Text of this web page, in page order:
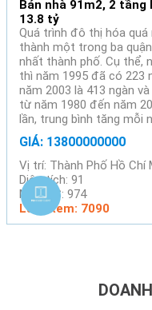
Bán nhà 91m2, 2 tầng
13.8 tỷ
Quá trình đô thị hóa
thành một trong ba
nhất thành phố. Cụ thể,
thì năm 1995 đã có 223
năm 2003 là 413 ngàn
từ năm 1980 đến năm
lần, trung bình tăng mỗi
GIÁ: 13800000000
Vị trí: Thành Phố Hồ Chí
Diện tích: 91
Mã BĐS: 974
Lượt xem: 7090